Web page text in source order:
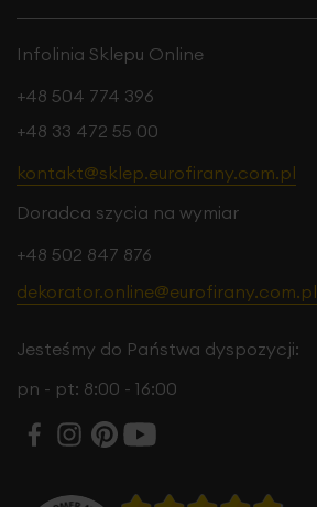
Infolinia Sklepu Online
+48 504 774 396
+48 33 472 55 00
kontakt@sklep.eurofirany.com.pl
Doradca szycia na wymiar
+48 502 847 876
dekorator.online@eurofirany.com.pl
Jesteśmy do Państwa dyspozycji:
pn - pt: 8:00 - 16:00